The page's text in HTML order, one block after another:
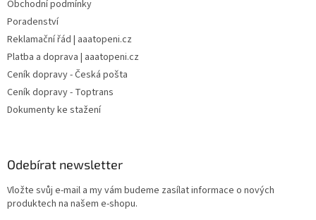
Obchodní podmínky
Poradenství
Reklamační řád | aaatopeni.cz
Platba a doprava | aaatopeni.cz
Ceník dopravy - Česká pošta
Ceník dopravy - Toptrans
Dokumenty ke stažení
Odebírat newsletter
Vložte svůj e-mail a my vám budeme zasílat informace o nových
produktech na našem e-shopu.